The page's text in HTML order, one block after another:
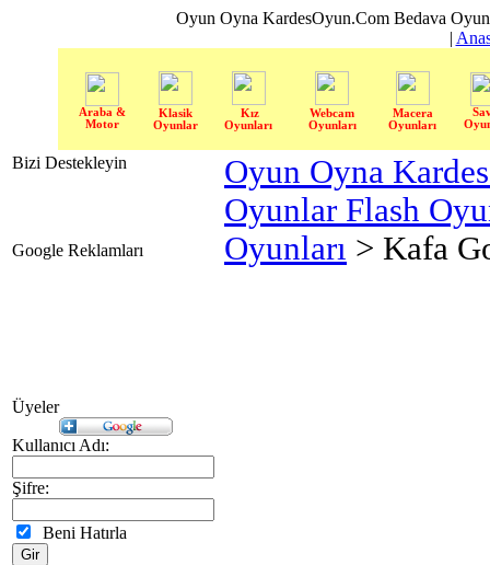
Oyun Oyna KardesOyun.Com Bedava
|
Araba &
Motor
Klasik
Oyunlar
Kız
Oyunları
Webcam
Oyunları
Macera
Oyunları
Bizi Destekleyin
Google Reklamları
Üyeler
Kullanıcı Adı:
Şifre:
Beni Hatırla
Oyun Oyna
Oyunlar Flash
Oyunları > Kafa